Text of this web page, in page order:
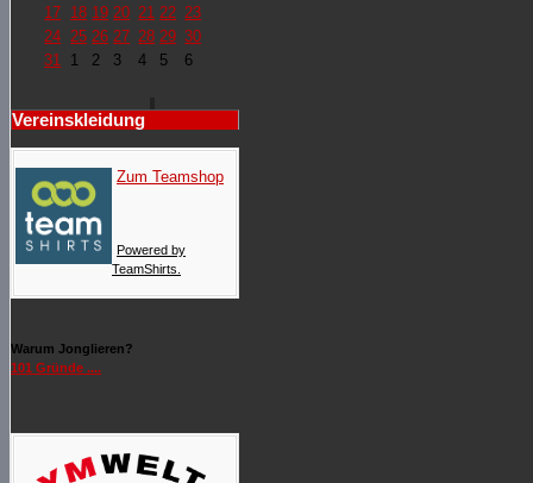
17 18 19 20 21 22 23
24 25 26 27 28 29 30
31 1 2 3 4 5 6
Vereinskleidung
Zum Teamshop
Powered by
TeamShirts.
Warum Jonglieren?
101 Gründe ....